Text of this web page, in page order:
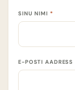
SINU NIMI *
E-POSTI AADRESS